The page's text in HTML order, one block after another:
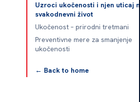
Uzroci ukočenosti i njen uticaj na
svakodnevni život
Ukočenost – prirodni tretmani
Preventivne mere za smanjenje
ukočenosti
← Back to home